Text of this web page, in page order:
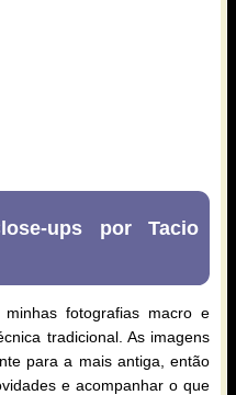
ups por Tacio
fotografias macro e
tradicional. As imagens
para a mais antiga, então
e acompanhar o que